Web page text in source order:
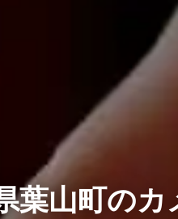
葉山町のカ